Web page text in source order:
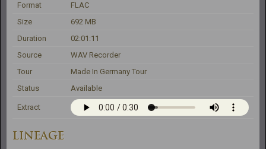
Format
FLAC
Size
692 MB
Duration
02:01:11
Source
WAV Recorder
Tour
Made In Germany Tour
Status
Available
Extract
LINEAGE